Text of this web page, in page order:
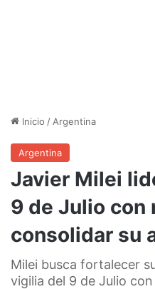
Inicio / Argentina
Argentina
Javier Milei
9 de Julio con
consolidar su
Milei busca fortalecer
vigilia del 9 de Julio